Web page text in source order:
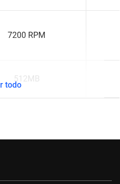
7200 RPM
512MB
todo